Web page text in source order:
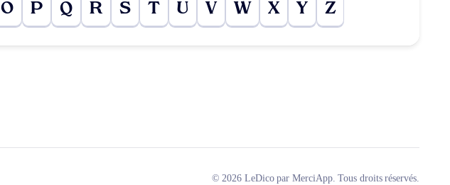
O P Q R S T U V W X Y Z
© 2026 LeDico par MerciApp. Tous droits réservés.